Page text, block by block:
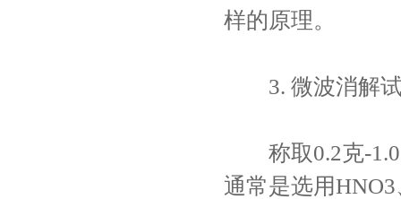
样的原理。
3. 微波消解
称取0.2克-1.0
通常是选用